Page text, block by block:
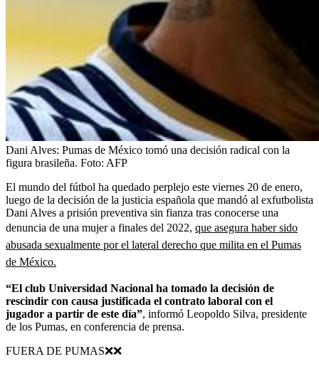
Dani Alves: Pumas de México tomó una decisión radical con la
figura brasileña. Foto: AFP
El mundo del fútbol ha quedado perplejo este viernes 20 de enero,
luego de la decisión de la justicia española que mandó al exfutbolista
Dani Alves a prisión preventiva sin fianza tras conocerse una
denuncia de una mujer a finales del 2022, que asegura haber sido
abusada sexualmente por el lateral derecho que milita en el Pumas
de México.
“El club Universidad Nacional ha tomado la decisión de
rescindir con causa justificada el contrato laboral con el
jugador a partir de este día”, informó Leopoldo Silva, presidente
de los Pumas, en conferencia de prensa.
FUERA DE PUMAS❌❌